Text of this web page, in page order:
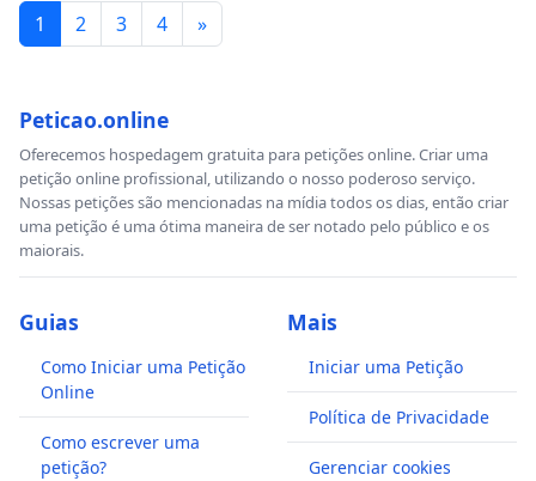
1 2 3 4 »
Peticao.online
Oferecemos hospedagem gratuita para petições online. Criar uma
petição online profissional, utilizando o nosso poderoso serviço.
Nossas petições são mencionadas na mídia todos os dias, então criar
uma petição é uma ótima maneira de ser notado pelo público e os
maiorais.
Guias
Como Iniciar uma Petição
Online
Como escrever uma
petição?
Mais
Iniciar uma Petição
Política de Privacidade
Gerenciar cookies